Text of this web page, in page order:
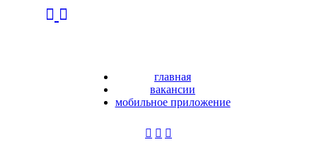
главная
вакансии
мобильное приложение